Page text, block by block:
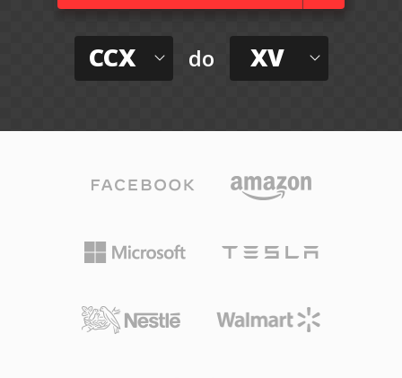
CCX do XV